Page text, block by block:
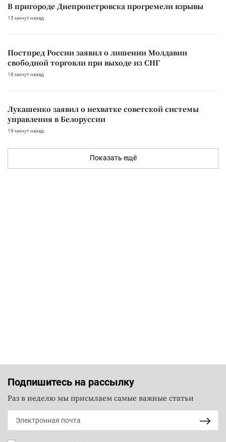
В пригороде Днепропетровска прогремели взрывы
15 минут назад
Постпред России заявил о лишении Молдавии
свободной торговли при выходе из СНГ
18 минут назад
Лукашенко заявил о нехватке советской системы
управления в Белоруссии
19 минут назад
Показать ещё
Подпишитесь на рассылку
Раз в неделю мы присылаем самые важные статьи